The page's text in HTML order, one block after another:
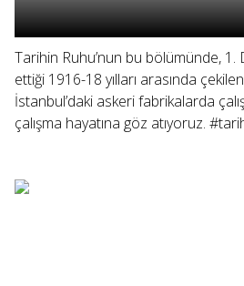
Tarihin Ruhu’nun bu bölümünde, 1.
ettiği 1916-18 yılları arasında
İstanbul’daki askeri fabrikalarda
çalışma hayatına göz atıyoruz.